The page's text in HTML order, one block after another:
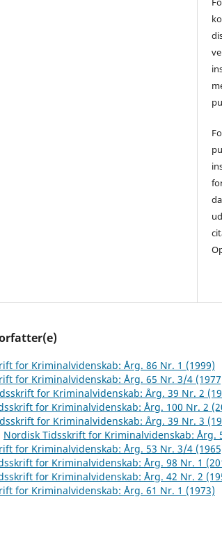
for Kriminalvidenskab: Årg. 86 Nr. 1 (1999)
for Kriminalvidenskab: Årg. 65 Nr. 3/4
for Kriminalvidenskab: Årg. 39 Nr. 2
for Kriminalvidenskab: Årg. 100 Nr. 2
for Kriminalvidenskab: Årg. 39 Nr. 3
Nordisk Tidsskrift for Kriminalvidenskab: Årg.
for Kriminalvidenskab: Årg. 53 Nr. 3/4
for Kriminalvidenskab: Årg. 98 Nr. 1
for Kriminalvidenskab: Årg. 42 Nr. 2
for Kriminalvidenskab: Årg. 61 Nr. 1 (1973)